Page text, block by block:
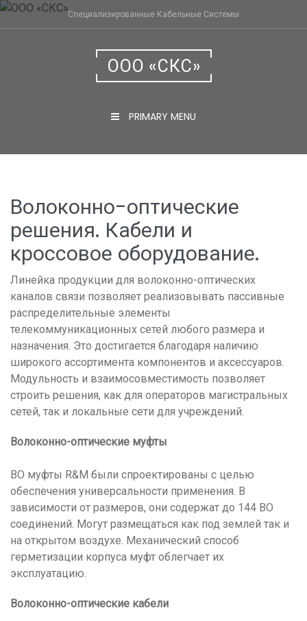
Skip
Специализированные Кабельные Системы
ООО «СКС»
PRIMARY MENU
Волоконно-оптические
решения. Кабели и
кроссовое оборудование.
Линейка продукции для волоконно-оптических
каналов связи позволяет реализовывать пассивные
распределительные элементы
телекоммуникационных сетей любого размера и
назначения. Это достигается благодаря наличию
широкого ассортимента компонентов и аксессуаров.
Модульность и взаимосовместимость позволяет
строить решения, как для операторов магистральных
сетей, так и локальные сети для учреждений.
Волоконно-оптические муфты
ВО муфты R&M были спроектированы с целью
обеспечения универсальности применения. В
зависимости от размеров, они содержат до 144 ВО
соединений. Могут размещаться как под землей так и
на открытом воздухе. Механический способ
герметизации корпуса муфт облегчает их
эксплуатацию.
Волоконно-оптические кабели